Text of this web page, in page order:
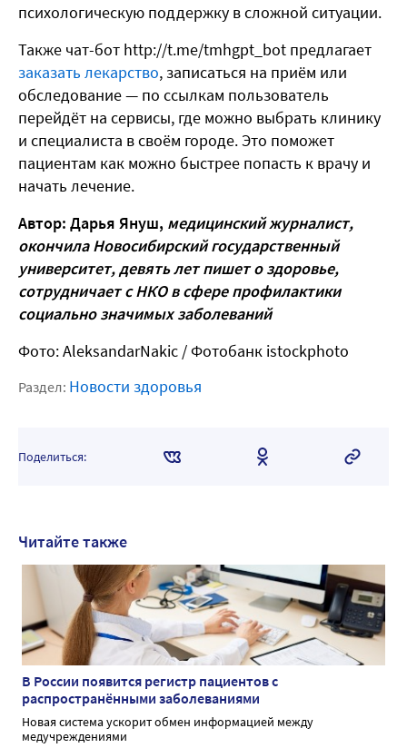
психологическую поддержку в сложной ситуации.
Также чат-бот http://t.me/tmhgpt_bot предлагает
заказать лекарство, записаться на приём или
обследование — по ссылкам пользователь
перейдёт на сервисы, где можно выбрать клинику
и специалиста в своём городе. Это поможет
пациентам как можно быстрее попасть к врачу и
начать лечение.
Автор: Дарья Януш, медицинский журналист,
окончила Новосибирский государственный
университет, девять лет пишет о здоровье,
сотрудничает с НКО в сфере профилактики
социально значимых заболеваний
Фото: AleksandarNakic / Фотобанк istockphoto
Раздел: Новости здоровья
Поделиться:
Читайте также
В России появится регистр пациентов с
распространёнными заболеваниями
Новая система ускорит обмен информацией между
медучреждениями